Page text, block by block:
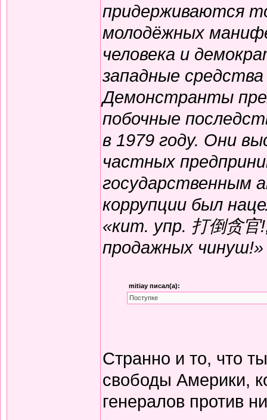
придерживаются
молодёжных
человека и
западные
Демонстранты
побочные
в 1979 году. Они
частных
государственным
коррупции был
«кит. упр. 打倒贪
продажных чинуш!»
mitiay писал(а):
Поступке
Странно и то, что
свободы Америки,
генералов против